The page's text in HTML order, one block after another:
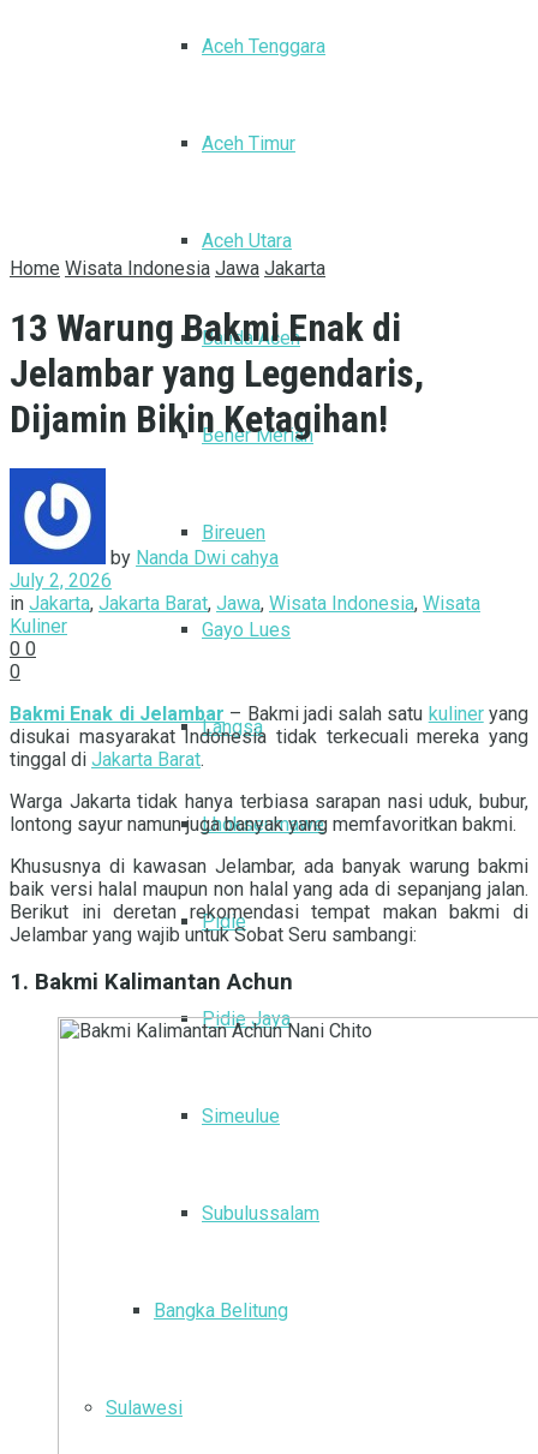
Aceh Tenggara
Aceh Timur
Aceh Utara
Banda Aceh
Bener Meriah
Bireuen
Gayo Lues
Langsa
Lhokseumawe
Pidie
Pidie Jaya
Simeulue
Subulussalam
Bangka Belitung
Sulawesi
Home Wisata Indonesia Jawa Jakarta
13 Warung Bakmi Enak di
Jelambar yang Legendaris,
Dijamin Bikin Ketagihan!
by Nanda Dwi cahya
July 2, 2026
in Jakarta, Jakarta Barat, Jawa, Wisata Indonesia, Wisata
Kuliner
0 0
0
Bakmi Enak di Jelambar – Bakmi jadi salah satu kulineryang
disukai masyarakat Indonesia tidak terkecuali mereka yang
tinggal di Jakarta Barat.
Warga Jakarta tidak hanya terbiasa sarapan nasi uduk, bubur,
lontong sayur namun juga banyak yang memfavoritkan bakmi.
Khususnya di kawasan Jelambar, ada banyak warung bakmi
baik versi halal maupun non halal yang ada di sepanjang jalan.
Berikut ini deretan rekomendasi tempat makan bakmi di
Jelambar yang wajib untuk Sobat Seru sambangi:
1. Bakmi Kalimantan Achun